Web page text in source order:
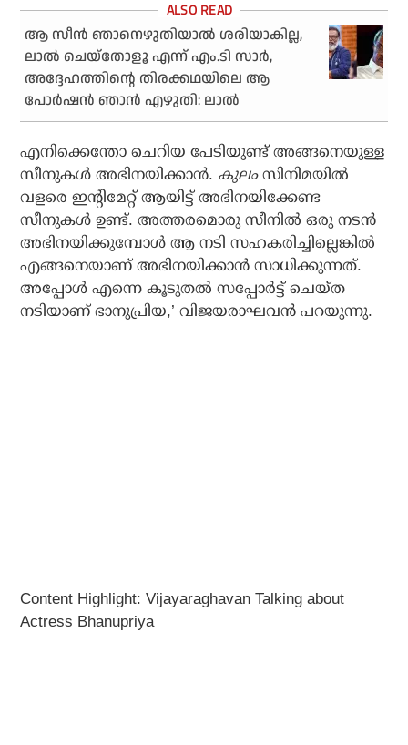
ആ സീന്‍ ഞാനെഴുതിയാല്‍ ശരിയാകില്ല,
ലാല്‍ ചെയ്‌തോളൂ എന്ന് എം.ടി സാര്‍,
അദ്ദേഹത്തിന്റെ തിരക്കഥയിലെ ആ
പോര്‍ഷന്‍ ഞാന്‍ എഴുതി: ലാല്‍
എനിക്കെന്തോ ചെറിയ പേടിയുണ്ട് അങ്ങനെയുള്ള
സീനുകള്‍ അഭിനയിക്കാന്‍. കുലംസിനിമയില്‍
വളരെ ഇന്റിമേറ്റ് ആയിട്ട് അഭിനയിക്കേണ്ട
സീനുകള്‍ ഉണ്ട്. അത്തരമൊരു സീനില്‍ ഒരു നടന്‍
അഭിനയിക്കുമ്പോള്‍ ആ നടി സഹകരിച്ചില്ലെങ്കില്‍
എങ്ങനെയാണ് അഭിനയിക്കാന്‍ സാധിക്കുന്നത്.
അപ്പോള്‍ എന്നെ കൂടുതല്‍ സപ്പോര്‍ട്ട് ചെയ്ത
നടിയാണ് ഭാനുപ്രിയ,’ വിജയരാഘവൻ പറയുന്നു.
Content Highlight: Vijayaraghavan Talking about
Actress Bhanupriya